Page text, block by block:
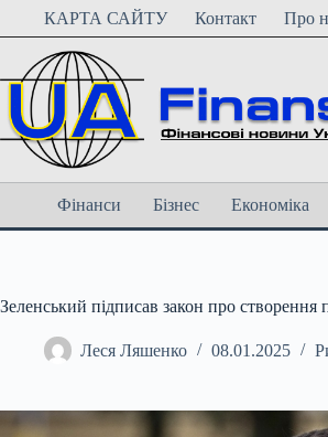
ПерейтиКАРТА САЙТУ Контакт Про
Фінанси Бізнес Економіка
Зеленський підписав закон про створення
Леся Ляшенко 08.01.2025